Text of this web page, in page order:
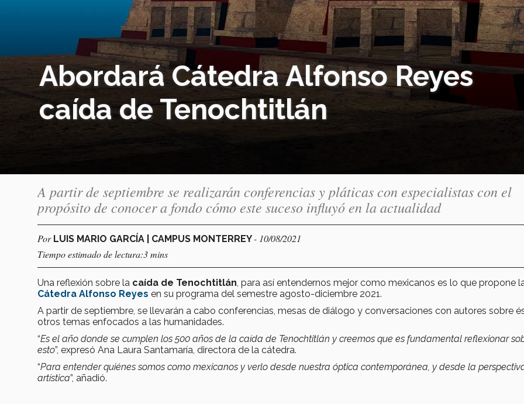
Abordará Cátedra Alfonso Reyes
caída de Tenochtitlán
A partir de septiembre se realizarán conferencias y pláticas con especialistas con el
propósito de conocer a fondo cómo este suceso influyó en la actualidad
Por LUIS MARIO GARCÍA | CAMPUS MONTERREY- 10/08/2021
Tiempo estimado de lectura:3 mins
Una reflexión sobre la caída de Tenochtitlán , para así entendernos mejor como mexicanos es lo que propone
Cátedra Alfonso Reyes en su programa del semestre agosto-diciembre 2021.
A partir de septiembre, se llevarán a cabo conferencias, mesas de diálogo y conversaciones con autores sobre
otros temas enfocados a las humanidades.
“Es el año donde se cumplen los 500 años de la caída de Tenochtitlán y creemos que es fundamental reflexionar
esto”, expresó Ana Laura Santamaría, directora de la cátedra.
“Para entender quiénes somos como mexicanos y verlo desde nuestra óptica contemporánea, y desde la
artística”, añadió.